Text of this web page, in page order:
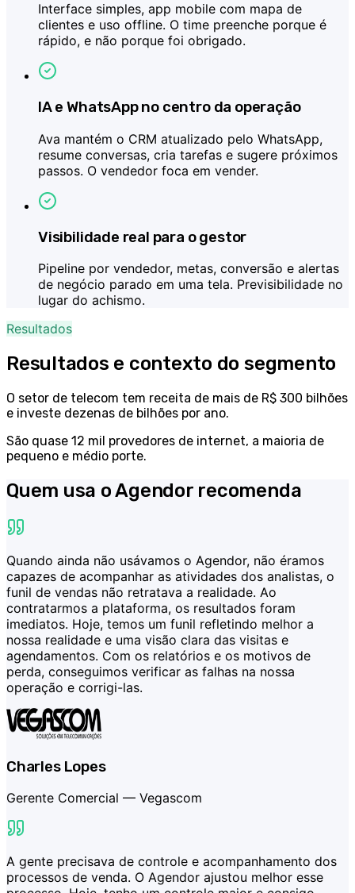
Interface simples, app mobile com mapa de
clientes e uso offline. O time preenche porque é
rápido, e não porque foi obrigado.
IA e WhatsApp no centro da operação
Ava mantém o CRM atualizado pelo WhatsApp,
resume conversas, cria tarefas e sugere próximos
passos. O vendedor foca em vender.
Visibilidade real para o gestor
Pipeline por vendedor, metas, conversão e alertas
de negócio parado em uma tela. Previsibilidade no
lugar do achismo.
Resultados
Resultados e contexto do segmento
O setor de telecom tem receita de mais de R$ 300 bilhões
e investe dezenas de bilhões por ano.
São quase 12 mil provedores de internet, a maioria de
pequeno e médio porte.
Quem usa o Agendor recomenda
Quando ainda não usávamos o Agendor, não éramos
capazes de acompanhar as atividades dos analistas, o
funil de vendas não retratava a realidade. Ao
contratarmos a plataforma, os resultados foram
imediatos. Hoje, temos um funil refletindo melhor a
nossa realidade e uma visão clara das visitas e
agendamentos. Com os relatórios e os motivos de
perda, conseguimos verificar as falhas na nossa
operação e corrigi-las.
Charles Lopes
Gerente Comercial — Vegascom
A gente precisava de controle e acompanhamento dos
processos de venda. O Agendor ajustou melhor esse